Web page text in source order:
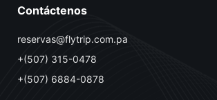
Contáctenos
reservas@flytrip.com.pa
+(507) 315-0478
+(507) 6884-0878